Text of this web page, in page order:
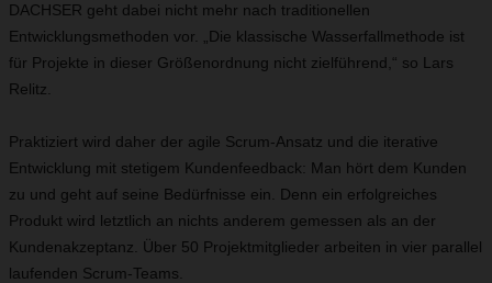
DACHSER geht dabei nicht mehr nach traditionellen
Entwicklungsmethoden vor. „Die klassische Wasserfallmethode ist
für Projekte in dieser Größenordnung nicht zielführend,“ so Lars
Relitz.
Praktiziert wird daher der agile Scrum-Ansatz und die iterative
Entwicklung mit stetigem Kundenfeedback: Man hört dem Kunden
zu und geht auf seine Bedürfnisse ein. Denn ein erfolgreiches
Produkt wird letztlich an nichts anderem gemessen als an der
Kundenakzeptanz. Über 50 Projektmitglieder arbeiten in vier parallel
laufenden Scrum-Teams.